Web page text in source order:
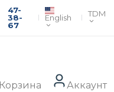
47-
38-
67
English TDM
Корзина Аккаунт